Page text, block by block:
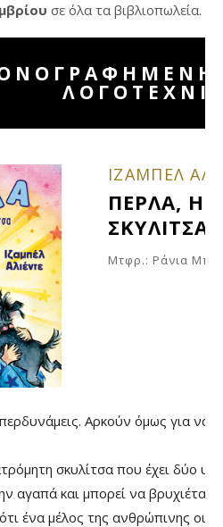
σε όλα τα βιβλιοπωλεία.
ΙΖΑΜΠΕΛ
ΠΕΡΛΑ, Η
ΣΚΥΛΙΤΣΑ
Μτφρ.: Ράνια
Αρκούν όμως για να
σκυλίτσα που έχει δύο
αγαπά και μπορεί να βρυχιέται
ένα μέλος της ανθρώπινης